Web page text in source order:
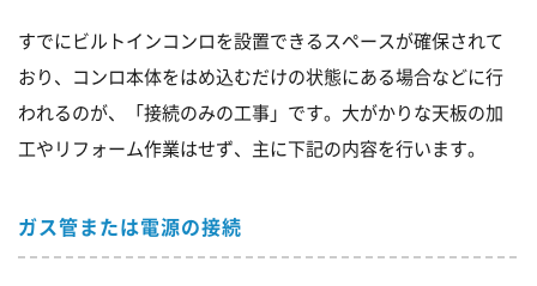
すでにビルトインコンロを設置できるスペースが確保されて
おり、コンロ本体をはめ込むだけの状態にある場合などに行
われるのが、「接続のみの工事」です。大がかりな天板の加
工やリフォーム作業はせず、主に下記の内容を行います。
ガス管または電源の接続